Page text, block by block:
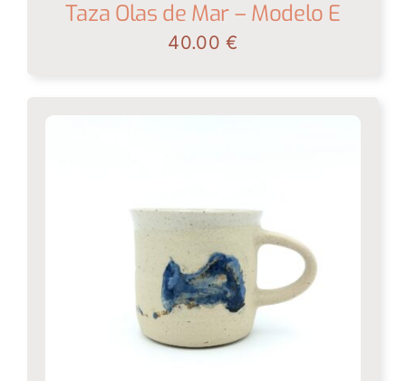
Taza Olas de Mar – Modelo E
40.00€